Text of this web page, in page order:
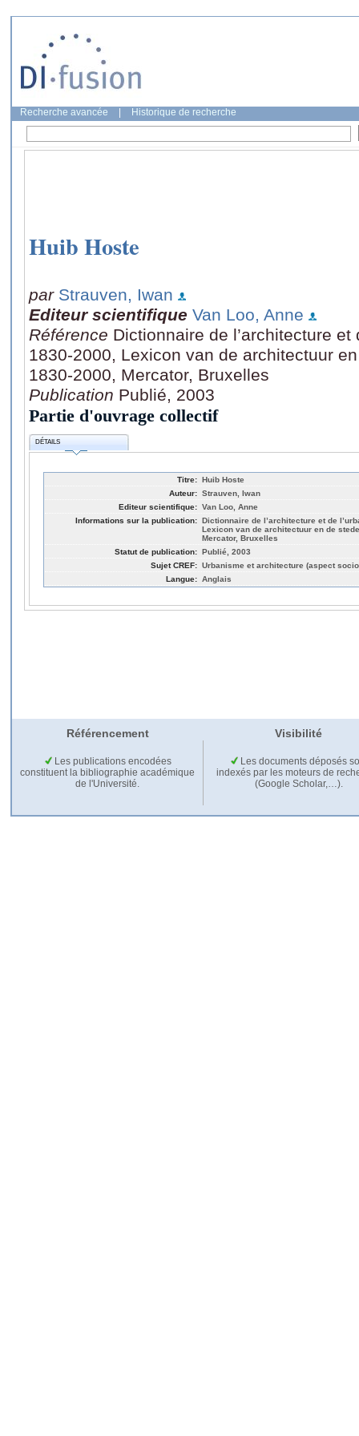
Recherche avancée Historique de recherche
Huib Hoste
par Strauven, Iwan
Editeur scientifique Van Loo, Anne
Référence Dictionnaire de l’architecture
1830-2000, Lexicon van de architectuur
1830-2000, Mercator, Bruxelles
Publication Publié, 2003
Partie d'ouvrage collectif
DÉTAILS
Titre: Huib Hoste
Auteur: Strauven, Iwan
Editeur scientifique: Van Loo, Anne
Informations sur la publication: Dictionnaire de l’architecture et de
Lexicon van de architectuur en de
Mercator, Bruxelles
Statut de publication: Publié, 2003
Sujet CREF: Urbanisme et architecture (aspect
Langue: Anglais
Référencement Visibilité
Les publications encodées
constituent la bibliographie académique
de l'Université.
Les documents déposés
indexés par les moteurs de
(Google Scholar,…).